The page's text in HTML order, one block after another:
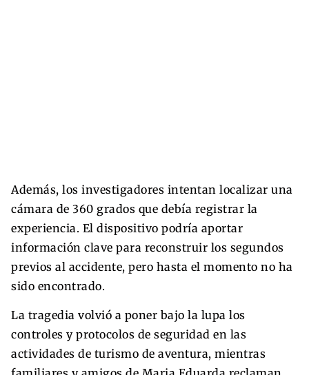
Además, los investigadores intentan localizar una
cámara de 360 grados que debía registrar la
experiencia. El dispositivo podría aportar
información clave para reconstruir los segundos
previos al accidente, pero hasta el momento no ha
sido encontrado.
La tragedia volvió a poner bajo la lupa los
controles y protocolos de seguridad en las
actividades de turismo de aventura, mientras